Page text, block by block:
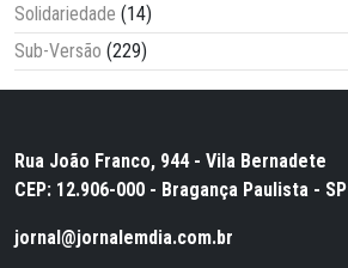
Solidariedade (14)
Sub-Versão (229)
Rua João Franco, 944 - Vila Bernadete
CEP: 12.906-000 - Bragança Paulista - SP
jornal@jornalemdia.com.br